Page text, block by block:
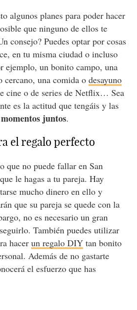
algunos planes para poder hacer
que ninguno de ellos te
consejo? Puedes optar por cosas
en tu misma ciudad o incluso
ejemplo, un bonito campo, una
cercano, una comida o desayuno
cine o de series de Netflix… Sea
es la actitud que tengáis y las
juntos.
el regalo perfecto
que no puede fallar en San
le hagas a tu pareja. Hay
mucho dinero en ello y
que su pareja se quede con la
no es necesario un gran
También puedes utilizar
hacer un regalo DIYtan bonito
Además de no gastarte
el esfuerzo que has